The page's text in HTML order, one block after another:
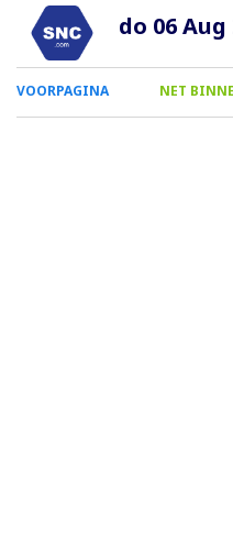
do 06 Aug
0
Smartphone
VOORPAGINA NET